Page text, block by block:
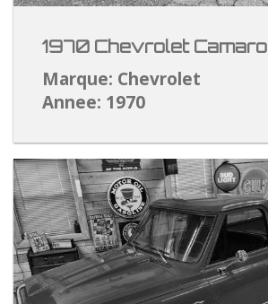
1970 Chevrolet Camaro
Marque: Chevrolet
Annee: 1970